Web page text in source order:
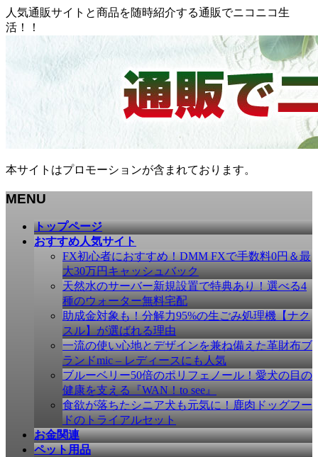
人気通販サイトと商品を随時紹介する通販でニコニコ生
活！！
本サイトはプロモーションが含まれております。
MENU
トップページ
おすすめ人気サイト
FX初心者におすすめ！DMM FXで手数料0円＆最
大30万円キャッシュバック
天然水のサーバー新規設置で特典あり！選べる4
種のウォーター無料宅配
助成金対象も！分解力95%の生ごみ処理機【ナク
スル】が選ばれる理由
一流の使い心地とデザインを兼ね備えた革財布ブ
ランドmic – レディースにも人気
ブルーベリー50倍のポリフェノール！愛犬の目の
健康を支える『WAN！to see』
食欲が落ちたシニア犬も元気に！鹿肉ドッグフー
ドのトライアルセット
お金関連
ペット用品